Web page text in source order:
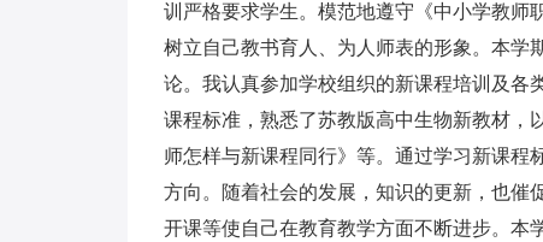
训严格要求学生。模范地遵守《中小学教师
树立自己教书育人、为人师表的形象。本学
论。我认真参加学校组织的新课程培训及各
课程标准，熟悉了苏教版高中生物新教材，
师怎样与新课程同行》等。通过学习新课程
方向。随着社会的发展，知识的更新，也催
开课等使自己在教育教学方面不断进步。本